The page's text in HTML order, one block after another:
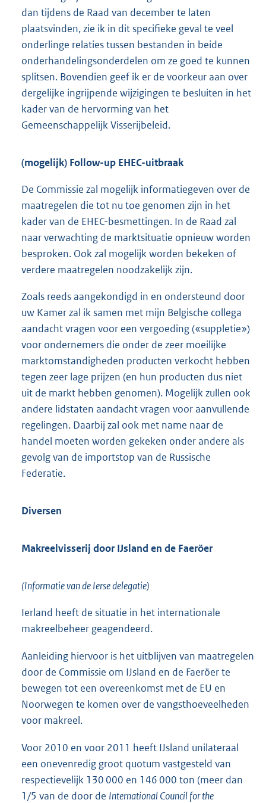
dan tijdens de Raad van december te laten
plaatsvinden, zie ik in dit specifieke geval te veel
onderlinge relaties tussen bestanden in beide
onderhandelingsonderdelen om ze goed te kunnen
splitsen. Bovendien geef ik er de voorkeur aan over
dergelijke ingrijpende wijzigingen te besluiten in het
kader van de hervorming van het
Gemeenschappelijk Visserijbeleid.
(mogelijk) Follow-up EHEC-uitbraak
De Commissie zal mogelijk informatiegeven over de
maatregelen die tot nu toe genomen zijn in het
kader van de EHEC-besmettingen. In de Raad zal
naar verwachting de marktsituatie opnieuw worden
besproken. Ook zal mogelijk worden bekeken of
verdere maatregelen noodzakelijk zijn.
Zoals reeds aangekondigd in en ondersteund door
uw Kamer zal ik samen met mijn Belgische collega
aandacht vragen voor een vergoeding («suppletie»)
voor ondernemers die onder de zeer moeilijke
marktomstandigheden producten verkocht hebben
tegen zeer lage prijzen (en hun producten dus niet
uit de markt hebben genomen). Mogelijk zullen ook
andere lidstaten aandacht vragen voor aanvullende
regelingen. Daarbij zal ook met name naar de
handel moeten worden gekeken onder andere als
gevolg van de importstop van de Russische
Federatie.
Diversen
Makreelvisserij door IJsland en de Faeröer
(Informatie van de Ierse delegatie)
Ierland heeft de situatie in het internationale
makreelbeheer geagendeerd.
Aanleiding hiervoor is het uitblijven van maatregelen
door de Commissie om IJsland en de Faeröer te
bewegen tot een overeenkomst met de EU en
Noorwegen te komen over de vangsthoeveelheden
voor makreel.
Voor 2010 en voor 2011 heeft IJsland unilateraal
een onevenredig groot quotum vastgesteld van
respectievelijk 130 000 en 146 000 ton (meer dan
1/5 van de door de International Council for the